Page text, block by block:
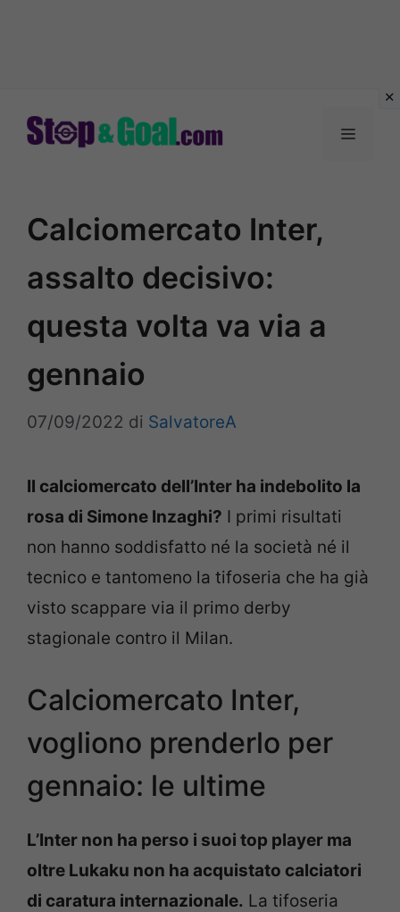
Menu
Calciomercato Inter,
assalto decisivo:
questa volta va via a
gennaio
07/09/2022 di SalvatoreA
Il calciomercato dell’Inter ha indebolito la
rosa di Simone Inzaghi? I primi risultati
non hanno soddisfatto né la società né il
tecnico e tantomeno la tifoseria che ha già
visto scappare via il primo derby
stagionale contro il Milan.
Calciomercato Inter,
vogliono prenderlo per
gennaio: le ultime
L’Inter non ha perso i suoi top player ma
oltre Lukaku non ha acquistato calciatori
di caratura internazionale. La tifoseria